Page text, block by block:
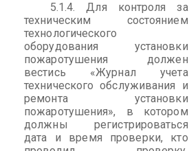
5.1.4.Для контроля за
техническим состоянием
технологического
оборудования установки
пожаротушения должен
вестись «Журнал учета
технического обслуживания и
ремонта установки
пожаротушения», в котором
должны регистрироваться
дата и время проверки, кто